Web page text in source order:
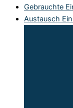
Gebrauchte
Austausch